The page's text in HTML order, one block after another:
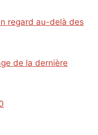
regard au-delà des
de la dernière